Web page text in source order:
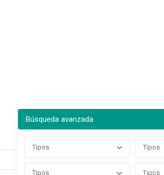
Búsqueda avanzada
Tipos Tipos
Tipos Tipos